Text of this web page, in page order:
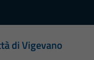
di Vigevano